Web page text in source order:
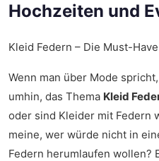
Hochzeiten und
Kleid Federn – Die Must-
Wenn man über Mode
umhin, das Thema Kleid
oder sind Kleider mit Federn
meine, wer würde nicht in
Federn herumlaufen wollen?